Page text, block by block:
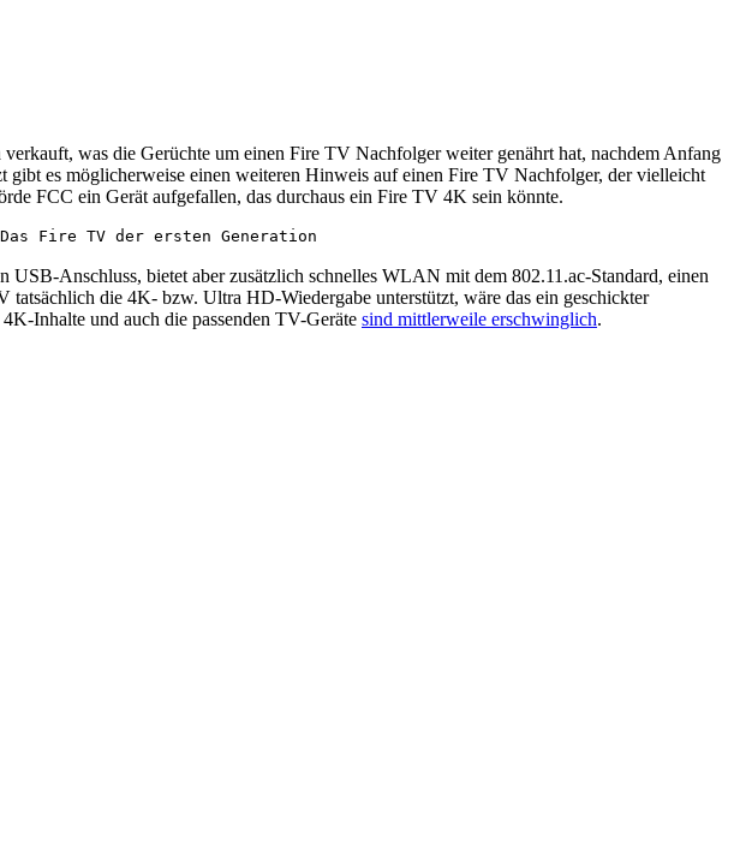
was die Gerüchte um einen Fire TV Nachfolger weiter genährt hat, nachdem Anfang
gibt es möglicherweise einen weiteren Hinweis auf einen Fire TV Nachfolger, der vielleicht
FCC ein Gerät aufgefallen, das durchaus ein Fire TV 4K sein könnte.
Fire TV der ersten Generation
Anschluss, bietet aber zusätzlich schnelles WLAN mit dem 802.11.ac-Standard, einen
die 4K- bzw. Ultra HD-Wiedergabe unterstützt, wäre das ein geschickter
Inhalte und auch die passenden TV-Geräte sind mittlerweile erschwinglich.